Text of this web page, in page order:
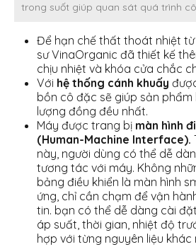
trong suốt giúp quan sát quá trình
Để hạn chế thất thoát nhiệt
sư VinaOrganic đã thiết kế
chịu nhiệt và khóa cửa chắc
Với hệ thống cánh khuấy
bồn cô đặc sẽ giúp sản
lượng đồng đều nhất.
Máy được trang bị màn hình
(Human-Machine Interface).
này, người dùng có thể dễ
tương tác với máy. Không
bảng điều khiển là màn hình
ứng, chỉ cần chạm để vận
tin. bạn có thể dễ dàng cài
áp suất, thời gian, nhiệt độ
hợp với từng nguyên liệu khác